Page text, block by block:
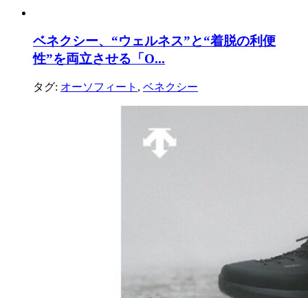
ベネクシー、“ウェルネス”と“着脱の利便
性”を両立させる「O...
タグ: オーソフィート , ベネクシー